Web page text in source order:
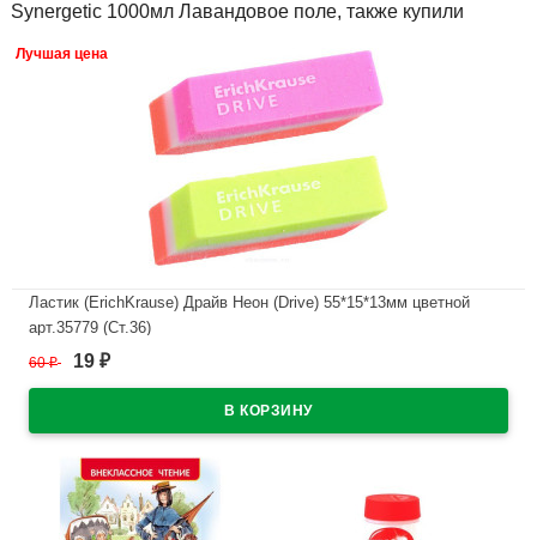
Synergetic 1000мл Лавандовое поле, также купили
Лучшая цена
Ластик (ErichKrause) Драйв Неон (Drive) 55*15*13мм цветной
арт.35779 (Ст.36)
В наличии
60₽ 19 ₽